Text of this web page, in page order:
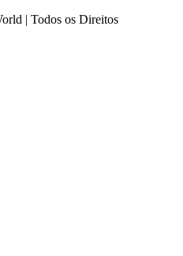
| Todos os Direitos